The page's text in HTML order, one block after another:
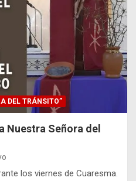
DEL TRÁNSITO”
Nuestra Señora del
los viernes de Cuaresma.